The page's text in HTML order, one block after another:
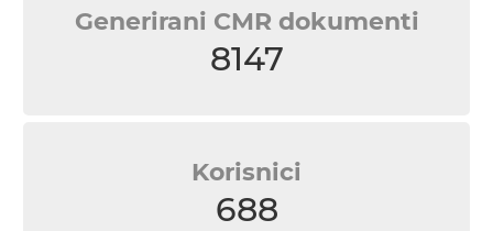
Generirani CMR dokumenti
8147
Korisnici
688